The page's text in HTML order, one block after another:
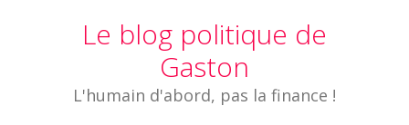
Le blog politique de
Gaston
L'humain d'abord, pas la finance !